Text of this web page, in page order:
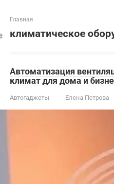
Главная
климатическое
Автоматизация
климат для дома и
Автогаджеты Елена Петрова